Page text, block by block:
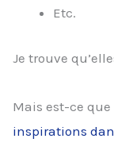
Etc.
Je trouve
Mais est-ce
inspirations